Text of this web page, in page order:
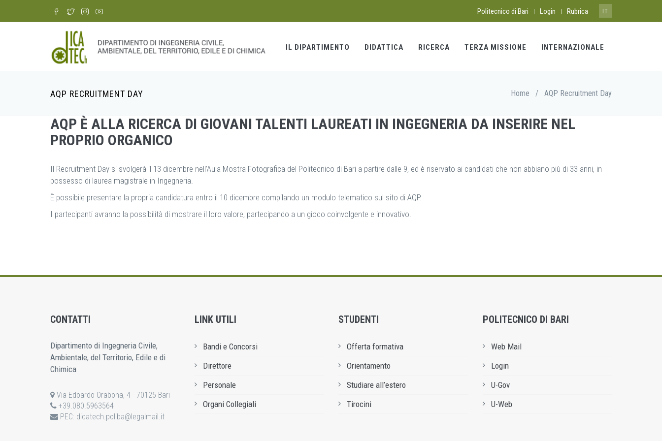
Politecnico di Bari | Login | Rubrica IT
IL DIPARTIMENTO DIDATTICA RICERCA TERZA MISSIONE INTERNAZIONALE
AQP RECRUITMENT DAY
Breadcrumb Home / AQP Recruitment Day
AQP È ALLA RICERCA DI GIOVANI TALENTI LAUREATI IN INGEGNERIA DA INSERIRE NEL
PROPRIO ORGANICO
Il Recruitment Day si svolgerà il 13 dicembre nell’Aula Mostra Fotografica del Politecnico di Bari a partire dalle 9, ed è riservato ai candidati che non abbiano più di 33 anni, in
possesso di laurea magistrale in Ingegneria.
È possibile presentare la propria candidatura entro il 10 dicembre compilando un modulo telematico sul sito di AQP.
I partecipanti avranno la possibilità di mostrare il loro valore, partecipando a un gioco coinvolgente e innovativo.
CONTATTI
Dipartimento di Ingegneria Civile,
Ambientale, del Territorio, Edile e di
Chimica
Via Edoardo Orabona, 4 - 70125 Bari
+39.080.5963564
PEC: dicatech.poliba@legalmail.it
LINK UTILI
Bandi e Concorsi
Direttore
Personale
Organi Collegiali
STUDENTI
Offerta formativa
Orientamento
Studiare all’estero
Tirocini
POLITECNICO DI BARI
Web Mail
Login
U-Gov
U-Web